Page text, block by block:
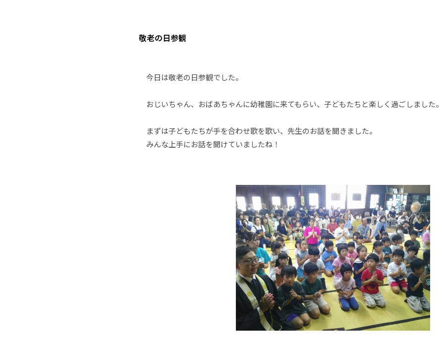
敬老の日参観
今日は敬老の日参観でした。
おじいちゃん、おばあちゃんに幼稚園に来てもらい、子どもたちと楽しく過ごしました。
まずは子どもたちが手を合わせ歌を歌い、先生のお話を聞きました。
みんな上手にお話を聞けていましたね！